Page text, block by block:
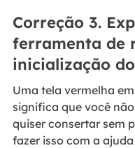
Correção 3.
ferramenta de
inicialização
Uma tela vermelha
significa que você
quiser consertar sem
fazer isso com a